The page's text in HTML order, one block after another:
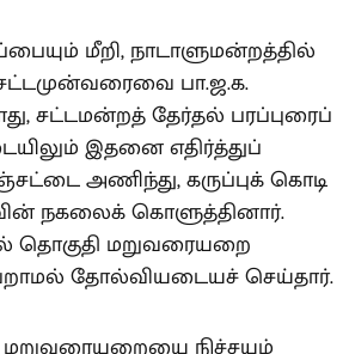
மீறி, நாடாளுமன்றத்தில்
பா.ஜ.க.
சட்டமன்றத் தேர்தல் பரப்புரைப்
இதனை எதிர்த்துப்
அணிந்து, கருப்புக் கொடி
நகலைக் கொளுத்தினார்.
தொகுதி மறுவரையறை
தோல்வியடையச் செய்தார்.